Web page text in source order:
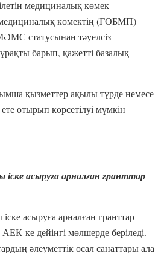
медициналық көмек
медициналық көмектің (ГОБМП)
статусынан тәуелсіз
барып, қажетті базалық
қызметтер ақылы түрде немесе
отырып көрсетілуі мүмкін
іске асыруға арналған гранттар
асыруға арналған гранттар
ке дейінгі мөлшерде беріледі.
әлеуметтік осал санаттары ала